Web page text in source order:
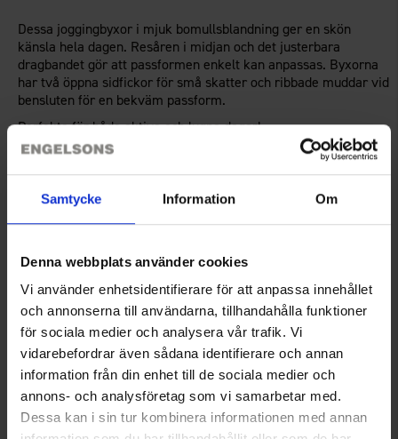
Samtycke Information Om
Denna webbplats använder cookies
Vi använder enhetsidentifierare för att anpassa innehållet
och annonserna till användarna, tillhandahålla funktioner
för sociala medier och analysera vår trafik. Vi
vidarebefordrar även sådana identifierare och annan
information från din enhet till de sociala medier och
annons- och analysföretag som vi samarbetar med.
Dessa kan i sin tur kombinera informationen med annan
Dessa joggingbyxor i mjuk bomullsblandning ger en skön
känsla hela dagen. Resåren i midjan och det justerbara
dragbandet gör att passformen enkelt kan anpassas. Byxorna
har två öppna sidfickor för små skatter och ribbade muddar vid
bensluten för en bekväm passform.
Perfekta för både aktiva och lugna dagar!
Teknisk specifikation
Storleksguide
Recensioner
Du kanske också behöver